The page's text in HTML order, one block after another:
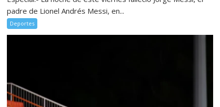
padre de Lionel Andrés Messi, en...
Deportes